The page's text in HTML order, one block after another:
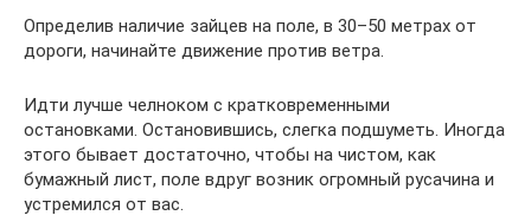
Определив наличие зайцев на поле, в 30–50 метрах от
дороги, начинайте движение против ветра.
Идти лучше челноком с кратковременными
остановками. Остановившись, слегка подшуметь. Иногда
этого бывает достаточно, чтобы на чистом, как
бумажный лист, поле вдруг возник огромный русачина и
устремился от вас.